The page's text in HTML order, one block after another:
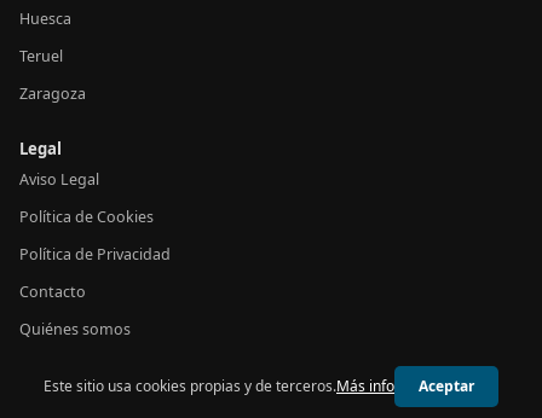
Huesca
Teruel
Zaragoza
Legal
Aviso Legal
Política de Cookies
Política de Privacidad
Contacto
Quiénes somos
© 2026 24h Aragón
Este sitio usa cookies propias y de terceros.Más info Aceptar